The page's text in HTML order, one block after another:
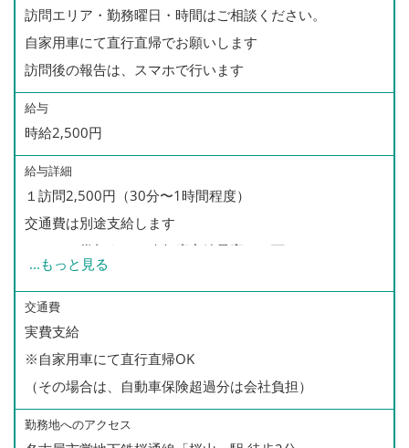
訪問エリア・勤務曜日・時間はご相談ください。
自家用車にて直行直帰でお願いします
訪問後の報告は、スマホで行います
給与
時給2,500円
給与詳細
１訪問2,500円（30分〜1時間程度）
交通費は別途支給します
パートも賞与あり（昨年度実績最高２０万）
訪問件数に応じて、精勤手当を支給します。
訪問件数が多い方は、パートで月給２０万以上の給与支給
実績もあります。
頑張る方にはしっかり還元する企業です。
ワークライフバランスをとりながら、希望の勤務回数でご
...もっと見る
交通費
実費支給
※自家用車にて直行直帰OK
（その場合は、自動車保険超過分は会社負担）
勤務地へのアクセス